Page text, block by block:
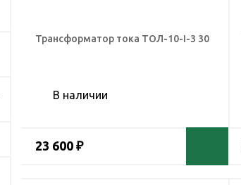
Трансформатор тока ТОЛ-10-I-3 30
В наличии
23 600 ₽